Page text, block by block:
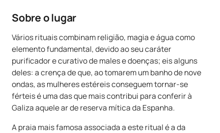
Sobre o lugar
Vários rituais combinam religião, magia e água como
elemento fundamental, devido ao seu caráter
purificador e curativo de males e doenças; eis alguns
deles: a crença de que, ao tomarem um banho de nove
ondas, as mulheres estéreis conseguem tornar-se
férteis é uma das que mais contribui para conferir à
Galiza aquele ar de reserva mítica da Espanha.
A praia mais famosa associada a este ritual é a da